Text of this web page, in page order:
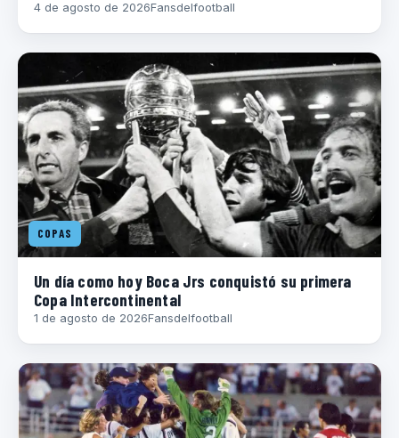
4 de agosto de 2026Fansdelfootball
COPAS
Un día como hoy Boca Jrs conquistó su primera
Copa Intercontinental
1 de agosto de 2026Fansdelfootball